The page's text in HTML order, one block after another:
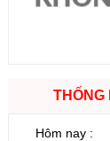
THỐNG
Hôm nay :